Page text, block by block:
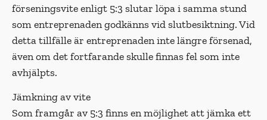
förseningsvite enligt 5:3 slutar löpa i samma stund
som entreprenaden godkänns vid slutbesiktning. Vid
detta tillfälle är entreprenaden inte längre försenad,
även om det fortfarande skulle finnas fel som inte
avhjälpts.
Jämkning av vite
Som framgår av 5:3 finns en möjlighet att jämka ett